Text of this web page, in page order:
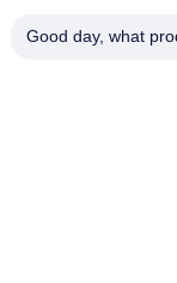
Technology Park,
Good day, what